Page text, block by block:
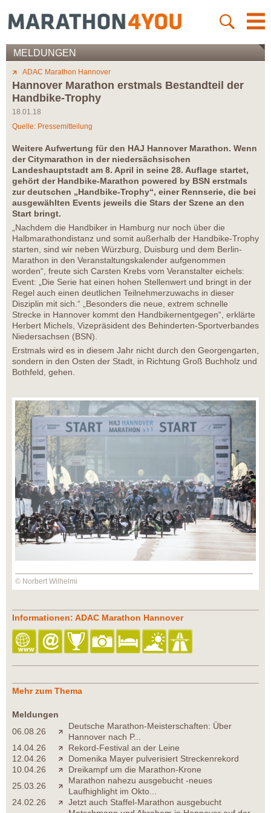
MELDUNGEN
ADAC Marathon Hannover
Hannover Marathon erstmals Bestandteil der
Handbike-Trophy
18.01.18
Quelle: Pressemitteilung
Weitere Aufwertung für den HAJ Hannover Marathon. Wenn
der Citymarathon in der niedersächsischen
Landeshauptstadt am 8. April in seine 28. Auflage startet,
gehört der Handbike-Marathon powered by BSN erstmals
zur deutschen „Handbike-Trophy“, einer Rennserie, die bei
ausgewählten Events jeweils die Stars der Szene an den
Start bringt.
„Nachdem die Handbiker in Hamburg nur noch über die
Halbmarathondistanz und somit außerhalb der Handbike-Trophy
starten, sind wir neben Würzburg, Duisburg und dem Berlin-
Marathon in den Veranstaltungskalender aufgenommen
worden“, freute sich Carsten Krebs vom Veranstalter eichels:
Event: „Die Serie hat einen hohen Stellenwert und bringt in der
Regel auch einen deutlichen Teilnehmerzuwachs in dieser
Disziplin mit sich.“ „Besonders die neue, extrem schnelle
Strecke in Hannover kommt den Handbikernentgegen“, erklärte
Herbert Michels, Vizepräsident des Behinderten-Sportverbandes
Niedersachsen (BSN).
Erstmals wird es in diesem Jahr nicht durch den Georgengarten,
sondern in den Osten der Stadt, in Richtung Groß Buchholz und
Bothfeld, gehen.
© Norbert Wilhelmi
Informationen: ADAC Marathon Hannover
Mehr zum Thema
Meldungen
06.08.26
Deutsche Marathon-Meisterschaften: Über
Hannover nach P...
14.04.26
Rekord-Festival an der Leine
12.04.26
Domenika Mayer pulverisiert Streckenrekord
10.04.26
Dreikampf um die Marathon-Krone
25.03.26
Marathon nahezu ausgebucht -neues
Laufhighlight im Okto...
24.02.26
Jetzt auch Staffel-Marathon ausgebucht